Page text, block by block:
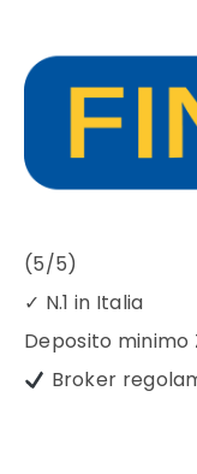
(5/5)
✓ N.1 in Italia
Deposito minimo
Broker